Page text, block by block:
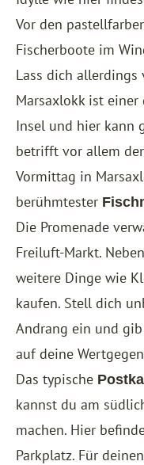
Vor den
Fischerboote im
Lass dich
Marsaxlokk ist
Insel und hier kann
betrifft vor allem
Vormittag in
berühmtester
Die Promenade
Freiluft-Markt.
weitere Dinge wie
kaufen. Stell dich
Andrang ein und
auf deine
Das typische
kannst du am
machen. Hier
Parkplatz. Für